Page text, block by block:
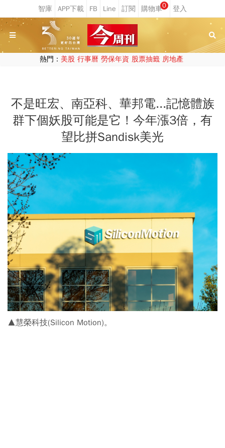
0
熱門： 美股 行事曆 勞保年資 股票抽籤 房地產
不是旺宏、南亞科、華邦電...記憶體族
群下個妖股可能是它！今年漲3倍，有
望比拼Sandisk美光
▲慧榮科技(Silicon Motion)。